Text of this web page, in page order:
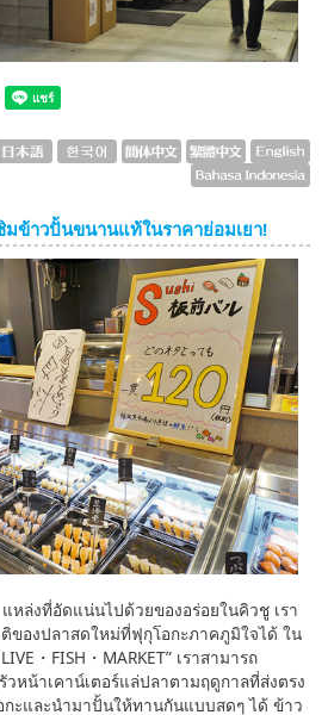
ข้าวปั้นขนานแท้ในราคาย่อมเยา!
หล่งที่อัดแน่นไปด้วยของอร่อยในคิวชู เรา
ของปลาสดใหม่ที่ฟุกุโอกะภาคภูมิใจได้ ใน
・FISH・MARKET” เราสามารถ
หน้าเคาน์เตอร์แล่ปลาตามฤดูกาลที่ส่งตรง
ะและนำมาปั้นให้ทานกันแบบสดๆ ได้ ข้าว